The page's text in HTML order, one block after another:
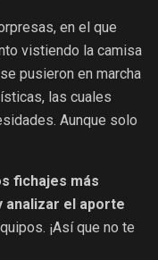
en el que
vistiendo la camisa
pusieron en marcha
las cuales
Aunque solo
fichajes más
analizar el aporte
¡Así que no te